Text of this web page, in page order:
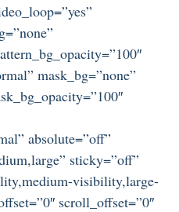
mask_bg=”none”
absolute=”off”
sticky=”off”
visibility,large-
scroll_offset=”0″